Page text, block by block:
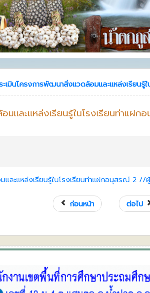
ะเมินโครงการพัฒนาสิ่งแวดล้อมและแหล่งเรีย
มและแหล่งเรียนรู้ในโรงเรียนท่าแ
และแหล่งเรียนรู้ในโรงเรียนท่าแฝกอนุสรณ์ 2
ก่อนหน้า ต่อไป